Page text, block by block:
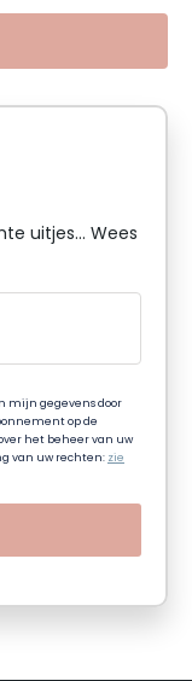
uitjes... Wees
mijn gegevens door
op de
het beheer van uw
van uw rechten:zie